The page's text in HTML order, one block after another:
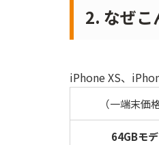
2. なぜ
iPhone XS、
（一端末価格
64GBモ